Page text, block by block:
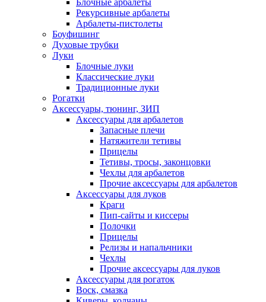
Рекурсивные арбалеты
Арбалеты-пистолеты
Боуфишинг
Духовые трубки
Луки
Блочные луки
Классические луки
Традиционные луки
Рогатки
Аксессуары, тюнинг, ЗИП
Аксессуары для арбалетов
Запасные плечи
Натяжители тетивы
Прицелы
Тетивы, тросы, законцовки
Чехлы для арбалетов
Прочие аксессуары для арбалетов
Аксессуары для луков
Краги
Пип-сайты и киссеры
Полочки
Прицелы
Релизы и напальчники
Чехлы
Прочие аксессуары для луков
Аксессуары для рогаток
Воск, смазка